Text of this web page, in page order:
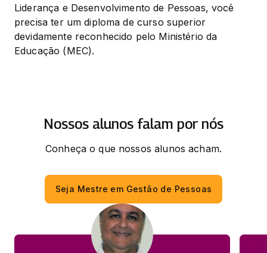
Liderança e Desenvolvimento de Pessoas, você
precisa ter um diploma de curso superior
devidamente reconhecido pelo Ministério da
Educação (MEC).
Nossos alunos falam por nós
Conheça o que nossos alunos acham.
Seja Mestre em Gestão de Pessoas